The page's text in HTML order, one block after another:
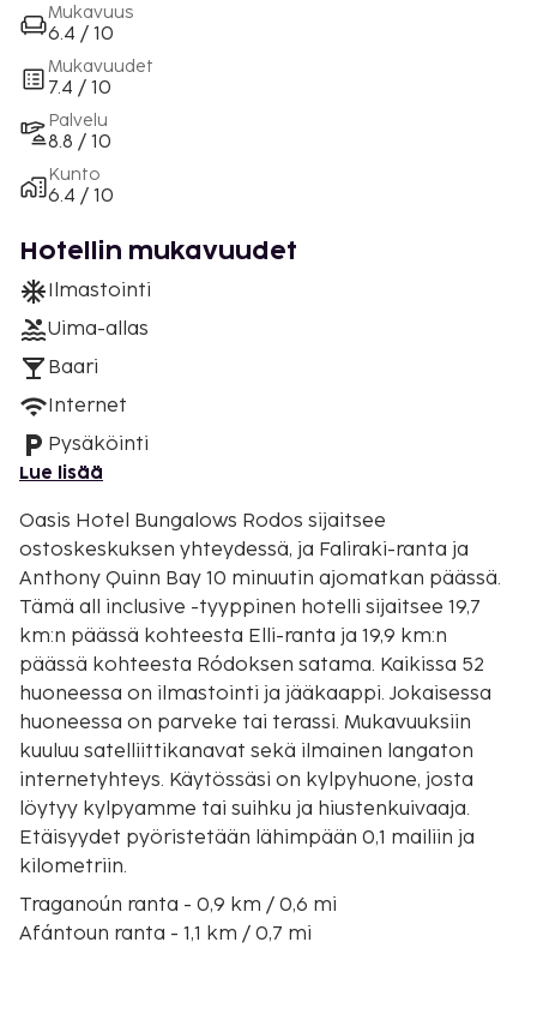
Mukavuus
6.4 / 10
Mukavuudet
7.4 / 10
Palvelu
8.8 / 10
Kunto
6.4 / 10
Hotellin mukavuudet
Ilmastointi
Uima-allas
Baari
Internet
Pysäköinti
Lue lisää
Oasis Hotel Bungalows Rodos sijaitsee
ostoskeskuksen yhteydessä, ja Faliraki-ranta ja
Anthony Quinn Bay 10 minuutin ajomatkan päässä.
Tämä all inclusive -tyyppinen hotelli sijaitsee 19,7
km:n päässä kohteesta Elli-ranta ja 19,9 km:n
päässä kohteesta Ródoksen satama. Kaikissa 52
huoneessa on ilmastointi ja jääkaappi. Jokaisessa
huoneessa on parveke tai terassi. Mukavuuksiin
kuuluu satelliittikanavat sekä ilmainen langaton
internetyhteys. Käytössäsi on kylpyhuone, josta
löytyy kylpyamme tai suihku ja hiustenkuivaaja.
Etäisyydet pyöristetään lähimpään 0,1 mailiin ja
kilometriin.
Traganoún ranta - 0,9 km / 0,6 mi
Afántoun ranta - 1,1 km / 0,7 mi